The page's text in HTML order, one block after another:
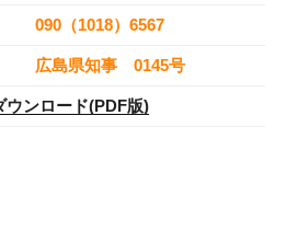
090（1018）6567
広島県知事 0145号
ウンロード(PDF版)